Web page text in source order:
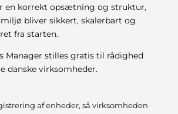
en korrekt opsætning og struktur,
miljø bliver sikkert, skalerbart og
fra starten.
Manager stilles gratis til rådighed
danske virksomheder.
af enheder, så virksomheden